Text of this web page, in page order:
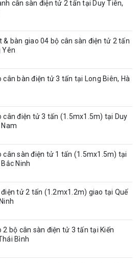
cân sàn điện tử 2 tấn tại Duy Tiên,
& bàn giao 04 bộ cân sàn điện tử 2 tấn
Yên
cân bàn điện tử 3 tấn tại Long Biên, Hà
cân điện tử 3 tấn (1.5mx1.5m) tại Duy
cân sàn điện tử 1 tấn (1.5mx1.5m) tại
Ninh
2 bộ cân sàn điện tử 3 tấn tại Kiến
Bình